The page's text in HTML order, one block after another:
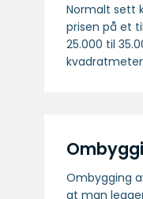
Normalt sett
prisen på et
25.000 til
Ombygging
at man